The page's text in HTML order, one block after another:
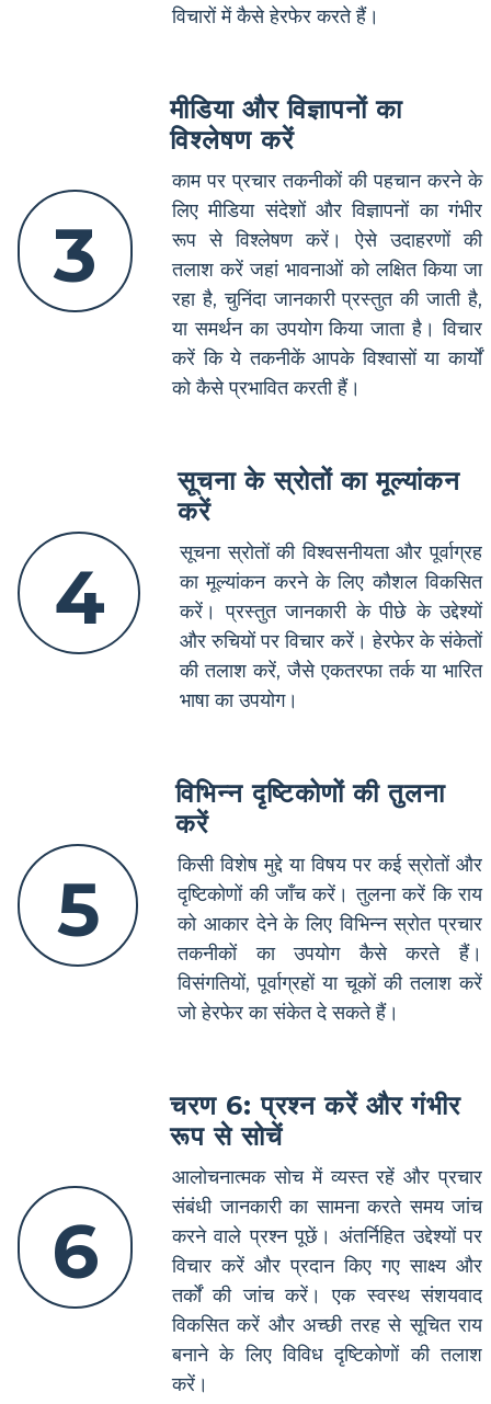
विचारों में कैसे हेरफेर करते हैं।
3
मीडिया और विज्ञापनों का
विश्लेषण करें
काम पर प्रचार तकनीकों की पहचान करने के
लिए मीडिया संदेशों और विज्ञापनों का गंभीर
रूप से विश्लेषण करें। ऐसे उदाहरणों की
तलाश करें जहां भावनाओं को लक्षित किया जा
रहा है, चुनिंदा जानकारी प्रस्तुत की जाती है,
या समर्थन का उपयोग किया जाता है। विचार
करें कि ये तकनीकें आपके विश्वासों या कार्यों
को कैसे प्रभावित करती हैं।
4
सूचना के स्रोतों का मूल्यांकन
करें
सूचना स्रोतों की विश्वसनीयता और पूर्वाग्रह
का मूल्यांकन करने के लिए कौशल विकसित
करें। प्रस्तुत जानकारी के पीछे के उद्देश्यों
और रुचियों पर विचार करें। हेरफेर के संकेतों
की तलाश करें, जैसे एकतरफा तर्क या भारित
भाषा का उपयोग।
5
विभिन्न दृष्टिकोणों की तुलना
करें
किसी विशेष मुद्दे या विषय पर कई स्रोतों और
दृष्टिकोणों की जाँच करें। तुलना करें कि राय
को आकार देने के लिए विभिन्न स्रोत प्रचार
तकनीकों का उपयोग कैसे करते हैं।
विसंगतियों, पूर्वाग्रहों या चूकों की तलाश करें
जो हेरफेर का संकेत दे सकते हैं।
6
चरण 6: प्रश्न करें और गंभीर
रूप से सोचें
आलोचनात्मक सोच में व्यस्त रहें और प्रचार
संबंधी जानकारी का सामना करते समय जांच
करने वाले प्रश्न पूछें। अंतर्निहित उद्देश्यों पर
विचार करें और प्रदान किए गए साक्ष्य और
तर्कों की जांच करें। एक स्वस्थ संशयवाद
विकसित करें और अच्छी तरह से सूचित राय
बनाने के लिए विविध दृष्टिकोणों की तलाश
करें।